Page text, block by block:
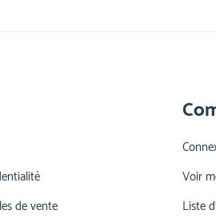
de vente
Voir
Liste